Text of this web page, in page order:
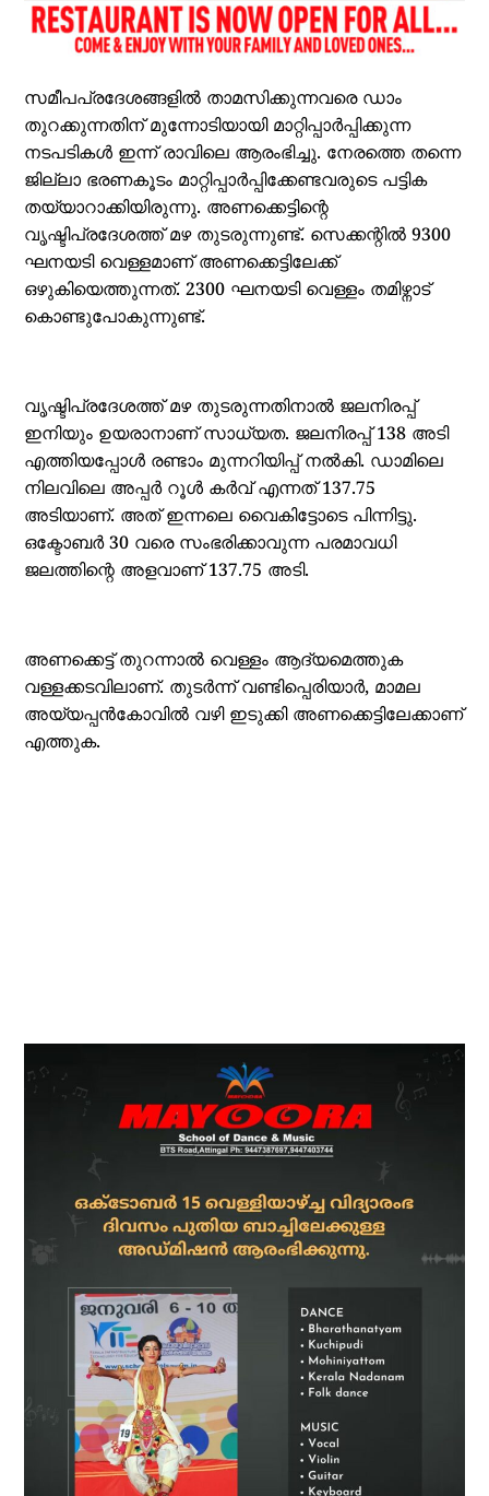
സമീപപ്രദേശങ്ങളില്‍ താമസിക്കുന്നവരെ ഡാം
തുറക്കുന്നതിന് മുന്നോടിയായി മാറ്റിപ്പാര്‍പ്പിക്കുന്ന
നടപടികള്‍ ഇന്ന് രാവിലെ ആരംഭിച്ചു. നേരത്തെ തന്നെ
ജില്ലാ ഭരണകൂടം മാറ്റിപ്പാര്‍പ്പിക്കേണ്ടവരുടെ പട്ടിക
തയ്യാറാക്കിയിരുന്നു. അണക്കെട്ടിന്റെ
വൃഷ്ടിപ്രദേശത്ത് മഴ തുടരുന്നുണ്ട്. സെക്കന്റില്‍ 9300
ഘനയടി വെള്ളമാണ് അണക്കെട്ടിലേക്ക്
ഒഴുകിയെത്തുന്നത്. 2300 ഘനയടി വെള്ളം തമിഴ്നാട്
കൊണ്ടുപോകുന്നുണ്ട്.
വൃഷ്ടിപ്രദേശത്ത് മഴ തുടരുന്നതിനാല്‍ ജലനിരപ്പ്
ഇനിയും ഉയരാനാണ് സാധ്യത. ജലനിരപ്പ് 138 അടി
എത്തിയപ്പോള്‍ രണ്ടാം മുന്നറിയിപ്പ് നല്‍കി. ഡാമിലെ
നിലവിലെ അപ്പര്‍ റൂള്‍ കര്‍വ് എന്നത് 137.75
അടിയാണ്. അത് ഇന്നലെ വൈകിട്ടോടെ പിന്നിട്ടു.
ഒക്ടോബര്‍ 30 വരെ സംഭരിക്കാവുന്ന പരമാവധി
ജലത്തിന്റെ അളവാണ് 137.75 അടി.
അണക്കെട്ട് തുറന്നാല്‍ വെള്ളം ആദ്യമെത്തുക
വള്ളക്കടവിലാണ്. തുടര്‍ന്ന് വണ്ടിപ്പെരിയാര്‍, മാമല
അയ്യപ്പന്‍കോവില്‍ വഴി ഇടുക്കി അണക്കെട്ടിലേക്കാണ്
എത്തുക.